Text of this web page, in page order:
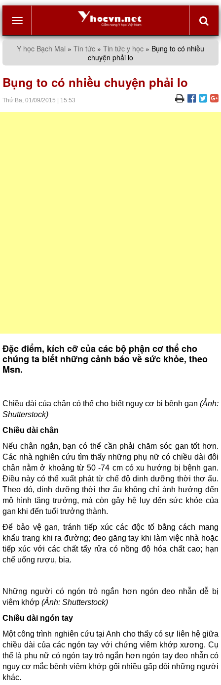
Y học Bạch Mai » Tin tức » Tin tức y học » Bụng to có nhiều
chuyện phải lo
Bụng to có nhiều chuyện phải lo
Thứ Ba, 01/09/2015 15:53
Đặc điểm, kích cỡ của các bộ phận cơ thể cho
chúng ta biết những cảnh báo về sức khỏe, theo
Msn.
Chiều dài của chân có thể cho biết nguy cơ bị bệnh gan (Ảnh:
Shutterstock)
Chiều dài chân
Nếu chân ngắn, bạn có thể cần phải chăm sóc gan tốt hơn.
Các nhà nghiên cứu tìm thấy những phụ nữ có chiều dài đôi
chân nằm ở khoảng từ 50 -74 cm có xu hướng bị bệnh gan.
Điều này có thể xuất phát từ chế độ dinh dưỡng thời thơ ấu.
Theo đó, dinh dưỡng thời thơ ấu không chỉ ảnh hưởng đến
mô hình tăng trưởng, mà còn gây hệ lụy đến sức khỏe của
gan khi đến tuổi trưởng thành.
Để bảo vệ gan, tránh tiếp xúc các độc tố bằng cách mang
khẩu trang khi ra đường; đeo găng tay khi làm việc nhà hoặc
tiếp xúc với các chất tẩy rửa có nồng độ hóa chất cao; hạn
chế uống rượu, bia.
Những người có ngón trỏ ngắn hơn ngón đeo nhẫn dễ bị
viêm khớp (Ảnh: Shutterstock)
Chiều dài ngón tay
Một công trình nghiên cứu tại Anh cho thấy có sự liên hệ giữa
chiều dài của các ngón tay với chứng viêm khớp xương. Cụ
thể là phụ nữ có ngón tay trỏ ngắn hơn ngón tay đeo nhẫn có
nguy cơ mắc bệnh viêm khớp gối nhiều gấp đôi những người
khác.